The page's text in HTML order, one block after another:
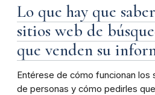
Lo que hay que
sitios web de
que venden su
Entérese de cómo funcionan los
de personas y cómo pedirles